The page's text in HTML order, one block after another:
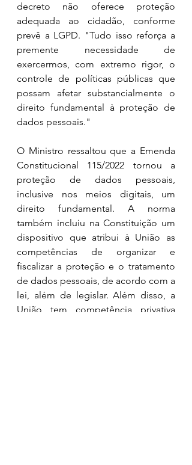
decreto não oferece proteção
adequada ao cidadão, conforme
prevê a LGPD. "Tudo isso reforça a
premente necessidade de
exercermos, com extremo rigor, o
controle de políticas públicas que
possam afetar substancialmente o
direito fundamental à proteção de
dados pessoais."
O Ministro ressaltou que a Emenda
Constitucional 115/2022 tornou a
proteção de dados pessoais,
inclusive nos meios digitais, um
direito fundamental. A norma
também incluiu na Constituição um
dispositivo que atribui à União as
competências de organizar e
fiscalizar a proteção e o tratamento
de dados pessoais, de acordo com a
lei, além de legislar. Além disso, a
União tem competência privativa